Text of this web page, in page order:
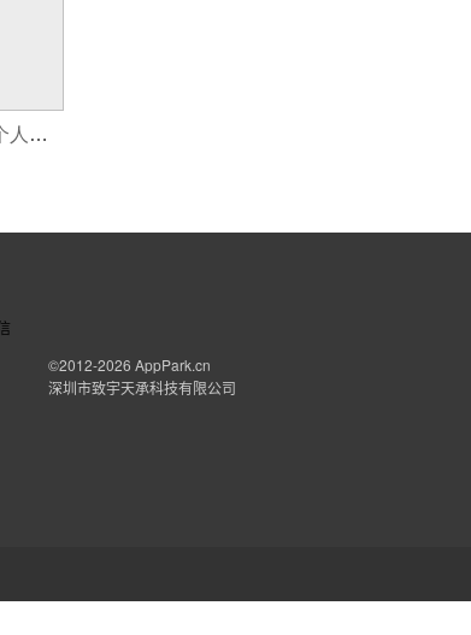
小程序怎么用凡科制作(个人怎么制作一个微信小程序)
©2012-2026 AppPark.cn
深圳市致宇天承科技有限公司